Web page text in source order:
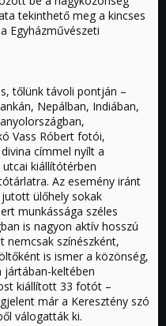
tekinthető meg a kincses
Egyházművészeti
tőlünk távoli pontján –
Nepálban, Indiában,
Vass Róbert fotói,
címmel nyílt a
utcai kiállítótérben
Az esemény iránt
ülőhely sokak
munkássága széles
is nagyon aktív hosszú
nemcsak színészként,
is ismer a közönség,
keltében
kiállított 33 fotót –
már a Keresztény szó
válogatták ki.